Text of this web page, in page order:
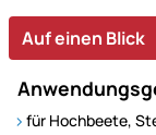
Auf einen Blick
für Hochbeete,